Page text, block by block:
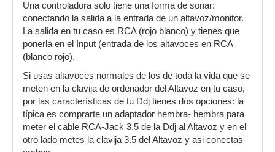
Una controladora solo tiene una forma de sonar:
conectando la salida a la entrada de un altavoz/monitor.
La salida en tu caso es RCA (rojo blanco) y tienes que
ponerla en el Input (entrada de los altavoces en RCA
(blanco rojo).
Si usas altavoces normales de los de toda la vida que se
meten en la clavija de ordenador del Altavoz en tu caso,
por las características de tu Ddj tienes dos opciones: la
típica es comprarte un adaptador hembra- hembra para
meter el cable RCA-Jack 3.5 de la Ddj al Altavoz y en el
otro lado metes la clavija 3.5 del Altavoz y asi conectas